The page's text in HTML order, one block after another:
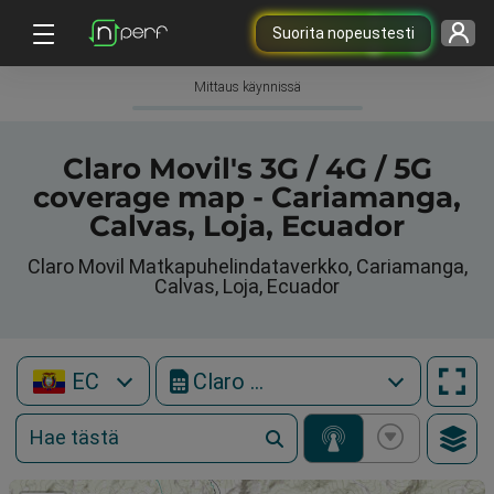
Suorita nopeustesti
Mittaus käynnissä
Claro Movil's 3G / 4G / 5G
coverage map - Cariamanga,
Calvas, Loja, Ecuador
Claro Movil Matkapuhelindataverkko, Cariamanga,
Calvas, Loja, Ecuador
EC Claro Movil